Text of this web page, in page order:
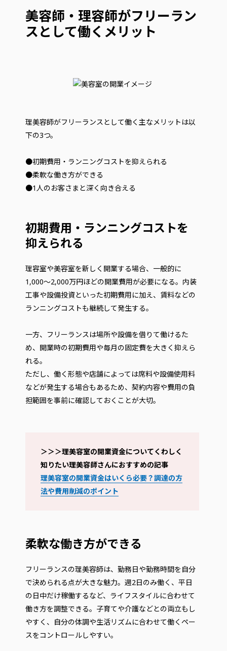
美容師・理容師がフリーラン
スとして働くメリット
理美容師がフリーランスとして働く主なメリットは以
下の3つ。
●初期費用・ランニングコストを抑えられる
●柔軟な働き方ができる
●1人のお客さまと深く向き合える
初期費用・ランニングコストを
抑えられる
理容室や美容室を新しく開業する場合、一般的に
1,000〜2,000万円ほどの開業費用が必要になる。内装
工事や設備投資といった初期費用に加え、賃料などの
ランニングコストも継続して発生する。
一方、フリーランスは場所や設備を借りて働けるた
め、開業時の初期費用や毎月の固定費を大きく抑えら
れる。
ただし、働く形態や店舗によっては席料や設備使用料
などが発生する場合もあるため、契約内容や費用の負
担範囲を事前に確認しておくことが大切。
＞＞＞理美容室の開業資金についてくわしく
知りたい理美容師さんにおすすめの記事
理美容室の開業資金はいくら必要？調達の方
法や費用削減のポイント
柔軟な働き方ができる
フリーランスの理美容師は、勤務日や勤務時間を自分
で決められる点が大きな魅力。週2日のみ働く、平日
の日中だけ稼働するなど、ライフスタイルに合わせて
働き方を調整できる。子育てや介護などとの両立もし
やすく、自分の体調や生活リズムに合わせて働くペー
スをコントロールしやすい。